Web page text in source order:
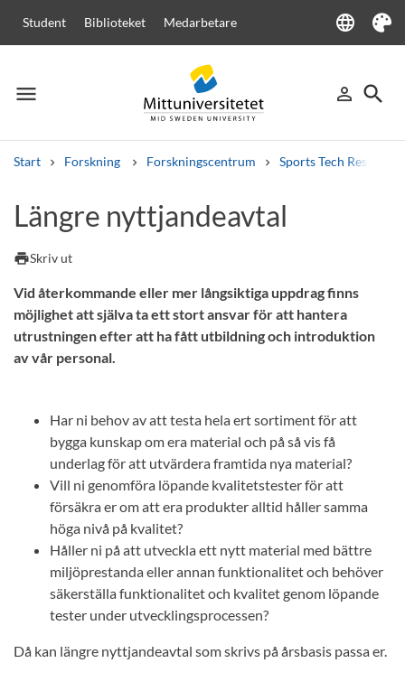
Student Biblioteket Medarbetare language
Language
Tema
menu
Meny person_outline
Logga in
search
Sök
Start Forskning Forskningscentrum Sports Tech Research
Andra söktjänster
Kurser och program
Längre nyttjandeavtal
printSkriv ut
Vid återkommande eller mer långsiktiga uppdrag finns
möjlighet att själva ta ett stort ansvar för att hantera
utrustningen efter att ha fått utbildning och introduktion
av vår personal.
Har ni behov av att testa hela ert sortiment för att
bygga kunskap om era material och på så vis få
underlag för att utvärdera framtida nya material?
Vill ni genomföra löpande kvalitetstester för att
försäkra er om att era produkter alltid håller samma
höga nivå på kvalitet?
Håller ni på att utveckla ett nytt material med bättre
miljöprestanda eller annan funktionalitet och behöver
säkerställa funktionalitet och kvalitet genom löpande
tester under utvecklingsprocessen?
Då kan längre nyttjandeavtal som skrivs på årsbasis passa er.